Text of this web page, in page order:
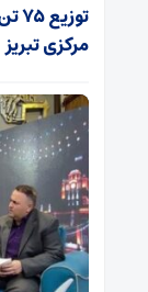
مرکزی تبریز